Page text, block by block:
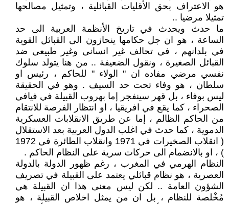
هو الاعتراف بحق الأقليات القبائلية ، وتمثيل مصالحها
تمثيلا مرضيا ..
ما حدث ويحدث في تاريخ الأنظمة العربية الى حد
الساعة ، هو ان جل حكامها ينحازون الى القبائل القوية
في بلدانهم ، في تحالف غير انساني وغير طبيعي ضد
القبائل الصغيرة ، ونقول الضعيفة .. من هنا يتولد سلوك
نفسي مرضي مفاده ان " الولاء " للحاكم ، رئيس او
سلطان ، هو وفاء تحت حد السيف . وهو في الحقيقة
ليس بوفاء ، بل قهر سينفجر إما بهروب القبيلة في فيافي
الصحراء ، كما يقع في افريقيا ، او انتظار الفرصة للانتقام
من الحاكم الظالم ، إما عن طريق الانقلابات العسكرية
الدموية ، كما حدث في اغلب الدول العربية بعد الاستقلال
( انقلاب الصخيرات في 1971 وانقلاب الطائرة في 1972
) ، او بالانضمام الى حركات سرية على النظام الحاكم .
النظام الهرمي في المغرب ، رغم ظهور الدولة بالدولة
العصرية ، هو نظام قبائلي يعتمد على القبيلة في تصريف
الشؤون العامة .. لكن ليس معنى هذا ان القبيلة هي
مُخْلصة للنظام ، بل ان من يمثل اخلاص القبيلة ، هو